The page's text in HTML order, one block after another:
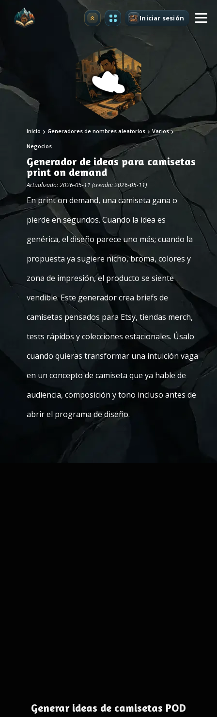
Mejorar Iniciar sesión
Inicio Generadores de nombres aleatorios Varios
Negocios
Generador de ideas para camisetas
print on demand
Actualizado: 2026-05-11 (creado: 2026-05-11)
En print on demand, una camiseta gana o
pierde en segundos. Cuando la idea es
genérica, el diseño parece uno más; cuando la
propuesta ya sugiere nicho, broma, colores y
zona de impresión, el producto se siente
vendible. Este generador crea briefs de
camisetas pensados para Etsy, tiendas merch,
tests rápidos y colecciones estacionales. Úsalo
cuando quieras transformar una intuición vaga
en un concepto de camiseta que ya hable de
audiencia, composición y tono incluso antes de
abrir el programa de diseño.
Generar ideas de camisetas POD